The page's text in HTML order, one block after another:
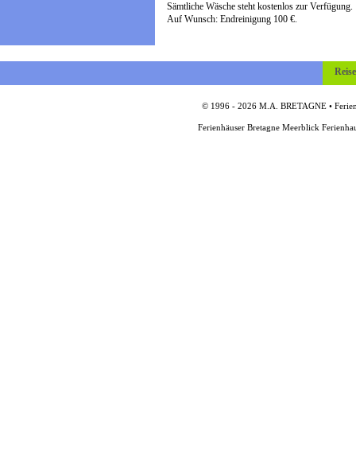
Sämtliche Wäsche steht kostenlos zur Verfügung.
Auf Wunsch: Endreinigung 100 €.
© 1996 - 2026 M.A. BRETAGNE •
Ferienhäuser Bretagne Meerblick